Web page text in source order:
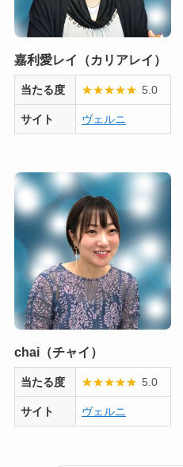
嘉利愛レイ（カリアレイ）
当たる度 ★★★★★ 5.0
サイト ヴェルニ
chai（チャイ）
当たる度 ★★★★★ 5.0
サイト ヴェルニ